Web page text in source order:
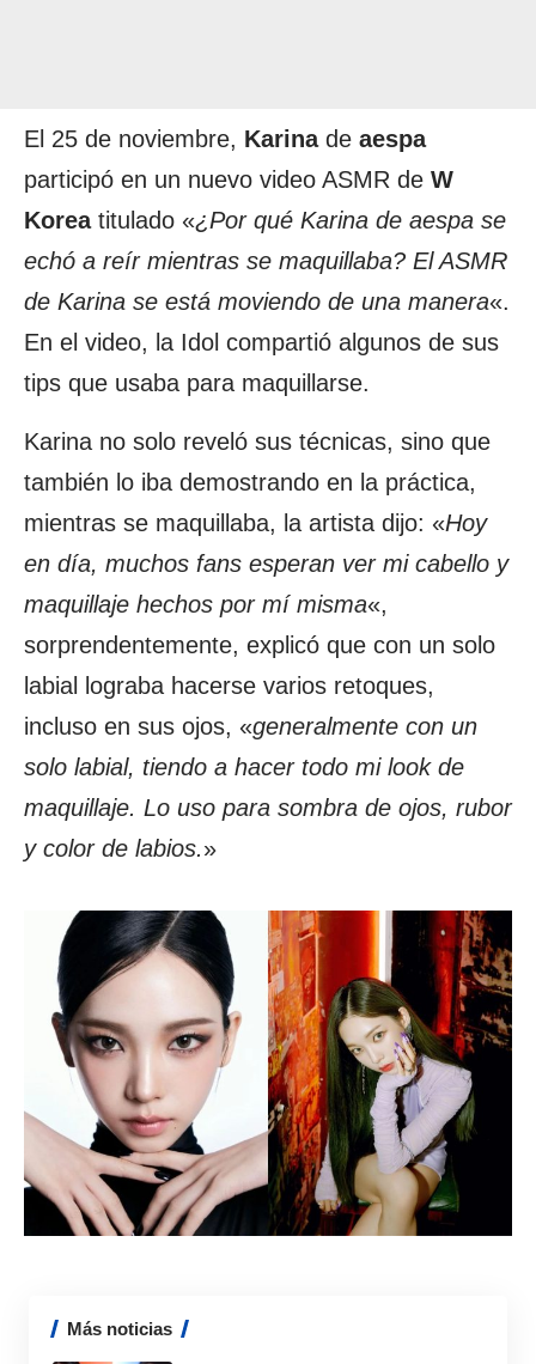
El 25 de noviembre, Karinade aespa
participó en un nuevo video ASMR de W
Koreatitulado «¿Por qué Karina de aespa se
echó a reír mientras se maquillaba? El ASMR
de Karina se está moviendo de una manera«.
En el video, la Idol compartió algunos de sus
tips que usaba para maquillarse.
Karina no solo reveló sus técnicas, sino que
también lo iba demostrando en la práctica,
mientras se maquillaba, la artista dijo: «Hoy
en día, muchos fans esperan ver mi cabello y
maquillaje hechos por mí misma«,
sorprendentemente, explicó que con un solo
labial lograba hacerse varios retoques,
incluso en sus ojos, «generalmente con un
solo labial, tiendo a hacer todo mi look de
maquillaje. Lo uso para sombra de ojos, rubor
y color de labios.»
Más noticias